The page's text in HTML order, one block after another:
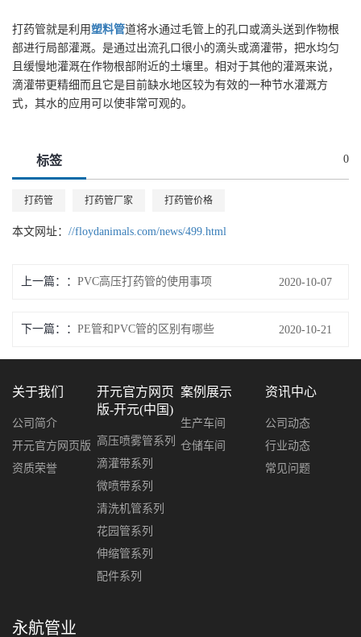
打药管就是利用塑料管道将水通过毛管上的孔口或滴头送到作物根
部进行局部灌溉。是通过出流孔口很小的滴头或滴灌带，把水均匀
且缓慢地灌溉在作物根部附近的土壤里。相对于其他的灌溉来说，
滴灌带更精细而且它是目前缺水地区较为有效的一种节水灌溉方
式，其水的应用可以使非常可观的。
标签 0
打药管 打药管厂家 打药管价格
本文网址： //floydanimals.com/news/499.html
上一篇： PVC高压打药管的使用事项 2020-10-07
下一篇： PE管和PVC管的区别有哪些 2020-10-21
关于我们
公司简介
开元官方网页版
资质荣誉
开元官方网页
版-开元(中国)
高压喷雾管系列
滴灌带系列
微喷带系列
清洗机管系列
花园管系列
伸缩管系列
配件系列
案例展示
生产车间
仓储车间
资讯中心
公司动态
行业动态
常见问题
永航管业